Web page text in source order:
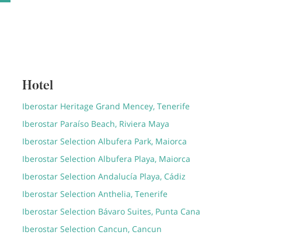
Hotel
Iberostar Heritage Grand Mencey, Tenerife
Iberostar Paraíso Beach, Riviera Maya
Iberostar Selection Albufera Park, Maiorca
Iberostar Selection Albufera Playa, Maiorca
Iberostar Selection Andalucía Playa, Cádiz
Iberostar Selection Anthelia, Tenerife
Iberostar Selection Bávaro Suites, Punta Cana
Iberostar Selection Cancun, Cancun